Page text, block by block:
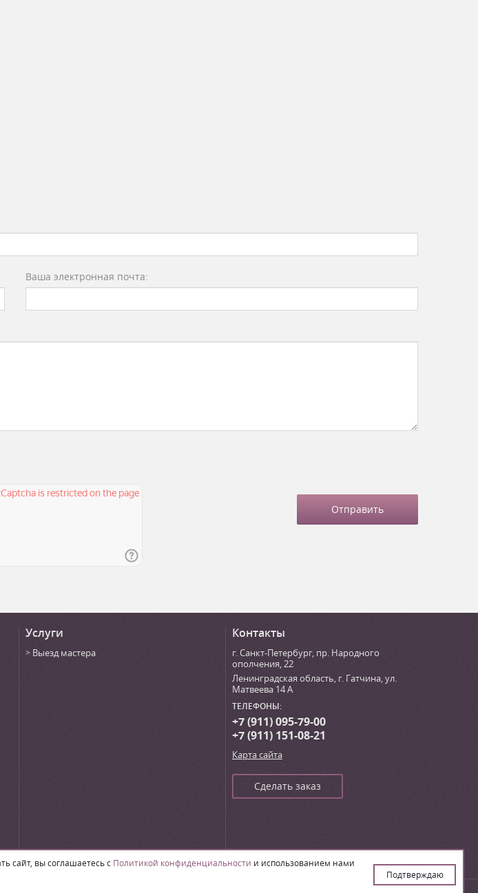
сайт, вы соглашаетесь с Политикой конфиденциальности и использованием нами
Подтверждаю
Ваша электронная почта:
Услуги
Выезд мастера
Контакты
г. Санкт-Петербург, пр. Народного
ополчения, 22
Ленинградская область, г. Гатчина,ул.
Матвеева 14 А
ТЕЛЕФОНЫ:
+7 (911) 095-79-00
+7 (911) 151-08-21
Карта сайта
Сделать заказ